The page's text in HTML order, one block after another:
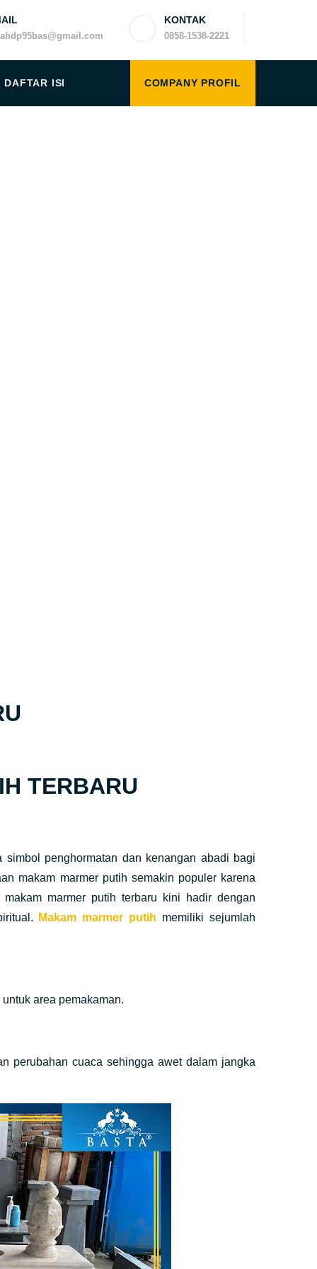
KONTAK
0858-1538-2221
DAFTAR ISI COMPANY PROFIL
TERBARU
penghormatan dan kenangan abadi bagi
makam marmer putih semakin populer karena
marmer putih terbaru kini hadir dengan
Makam marmer putih memiliki sejumlah
area pemakaman.
perubahan cuaca sehingga awet dalam jangka